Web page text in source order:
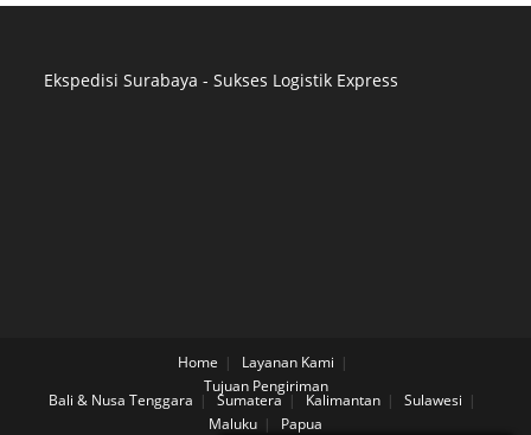
Ekspedisi Surabaya - Sukses Logistik Express
Jasa Konveksi Seragam Surabaya
Distributor Pipa HDPE
Supplier Pipa Surabaya
Home
Layanan Kami
Tujuan Pengiriman
Bali & Nusa Tenggara Sumatera Kalimantan
Sulawesi
Maluku
Papua